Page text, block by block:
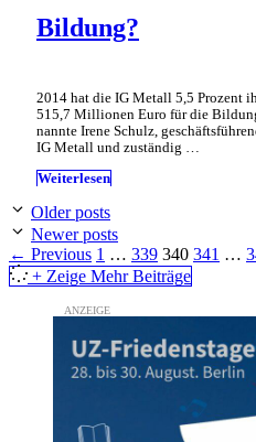
Bildung?
2014 hat die IG Metall 5,5 Prozent
515,7 Millionen Euro für die
nannte Irene Schulz,
IG Metall und zuständig …
Weiterlesen
Older posts
Newer posts
← Previous Page
1 … Page
339 Page
340 Page
341 …
+ Zeige Mehr Beiträge